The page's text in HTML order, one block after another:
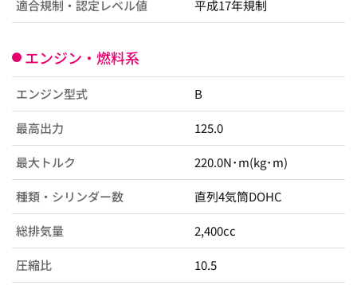
適合規制・認定レベル値 平成17年規制
エンジン・燃料系
エンジン型式 B
最高出力 125.0
最大トルク 220.0N･m(kg･m)
種類・シリンダー数 直列4気筒DOHC
総排気量 2,400cc
圧縮比 10.5